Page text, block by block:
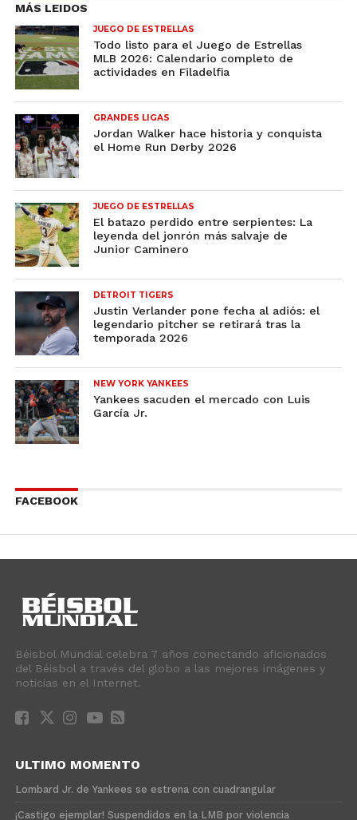
MÁS LEIDOS
JUEGO DE ESTRELLAS
Todo listo para el Juego de Estrellas
MLB 2026: Calendario completo de
actividades en Filadelfia
GRANDES LIGAS
Jordan Walker hace historia y conquista
el Home Run Derby 2026
JUEGO DE ESTRELLAS
El batazo perdido entre serpientes: La
leyenda del jonrón más salvaje de
Junior Caminero
DETROIT TIGERS
Justin Verlander pone fecha al adiós: el
legendario pitcher se retirará tras la
temporada 2026
NEW YORK YANKEES
Yankees sacuden el mercado con Luis
García Jr.
FACEBOOK
Béisbol Mundial celebra 7 años conectando aficionados
del Béisbol a través del globo a las mejores imágenes y
noticias en el Internet.
ULTIMO MOMENTO
Lombard Jr. de Yankees se estrena con cuadrangular
¡Castigo ejemplar! Suspendidos en la LMB por violencia